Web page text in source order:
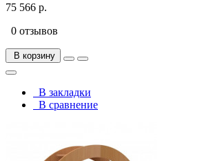
75 566 р.
0 отзывов
В корзину
В закладки
В сравнение